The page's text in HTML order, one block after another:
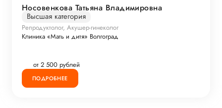
Носовенкова Татьяна Владимировна
Высшая категория
Репродуктолог, Акушер-гинеколог
Клиника «Мать и дитя» Волгоград
от 2 500 рублей
ПОДРОБНЕЕ